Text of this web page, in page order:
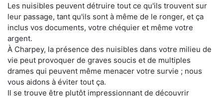
Les nuisibles peuvent détruire tout ce qu'ils trouvent sur
leur passage, tant qu'ils sont à même de le ronger, et ça
inclus vos documents, votre chéquier et même votre
argent.
À Charpey, la présence des nuisibles dans votre milieu de
vie peut provoquer de graves soucis et de multiples
drames qui peuvent même menacer votre survie ; nous
vous aidons à éviter tout ça.
Il se trouve être plutôt impressionnant de découvrir